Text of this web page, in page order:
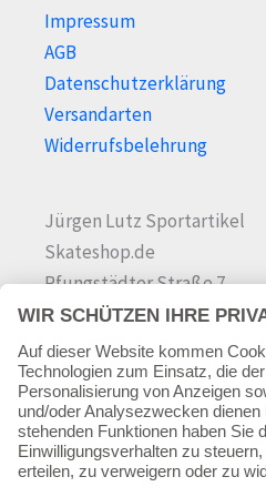
Impressum
AGB
Datenschutzerklärung
Versandarten
Widerrufsbelehrung
Jürgen Lutz Sportartikel
Skateshop.de
Pfungstädter Straße 7
64342 Seeheim-Jugenheim
Tel.06257 868181
Mail:info@skateshop.de
Warenkorb
Mein Konto